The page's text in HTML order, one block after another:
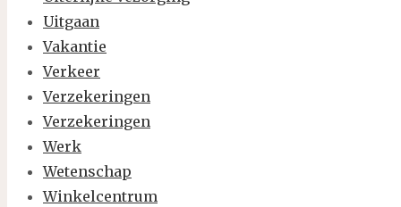
Uitgaan
Vakantie
Verkeer
Verzekeringen
Verzekeringen
Werk
Wetenschap
Winkelcentrum